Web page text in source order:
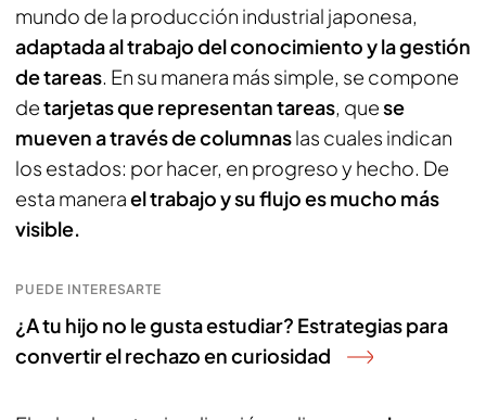
mundo de la producción industrial japonesa,
adaptada al trabajo del conocimiento y la gestión
de tareas. En su manera más simple, se compone
detarjetas que representan tareas, quese
mueven a través de columnaslas cuales indican
los estados: por hacer, en progreso y hecho. De
esta manerael trabajo y su flujo es mucho más
visible.
PUEDE INTERESARTE
¿A tu hijo no le gusta estudiar? Estrategias para
convertir el rechazo en curiosidad